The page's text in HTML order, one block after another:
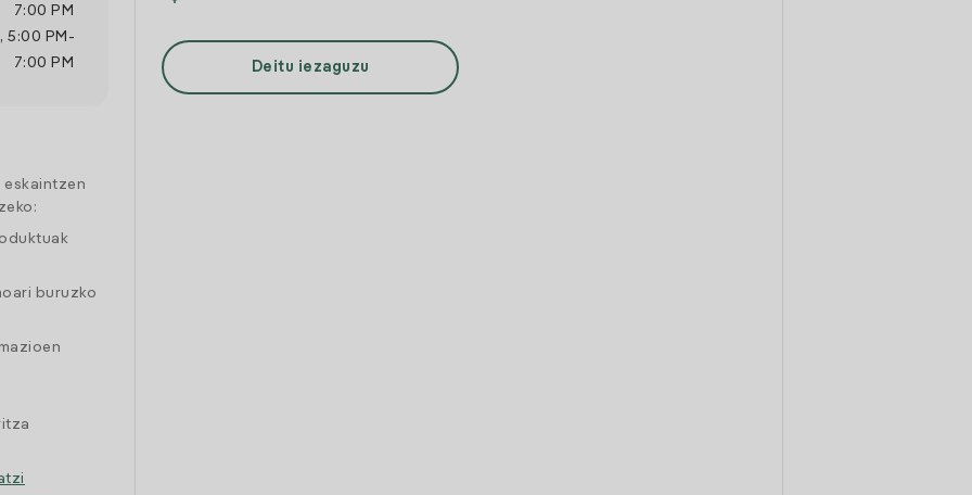
7:00 PM
, 5:00 PM -
7:00 PM
buruzko
Deitu iezaguzu